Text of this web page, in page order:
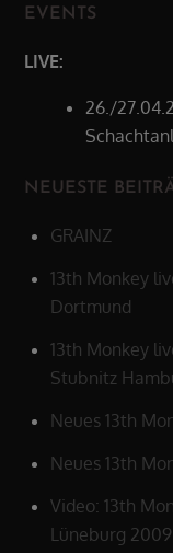
EVENTS
LIVE:
26./
NEUESTE
GRAINZ
13th Monkey
Dortmund
13th Monkey
Stubnitz
Neues 13th
Neues 13th
Video: 13th
Lüneburg 2009